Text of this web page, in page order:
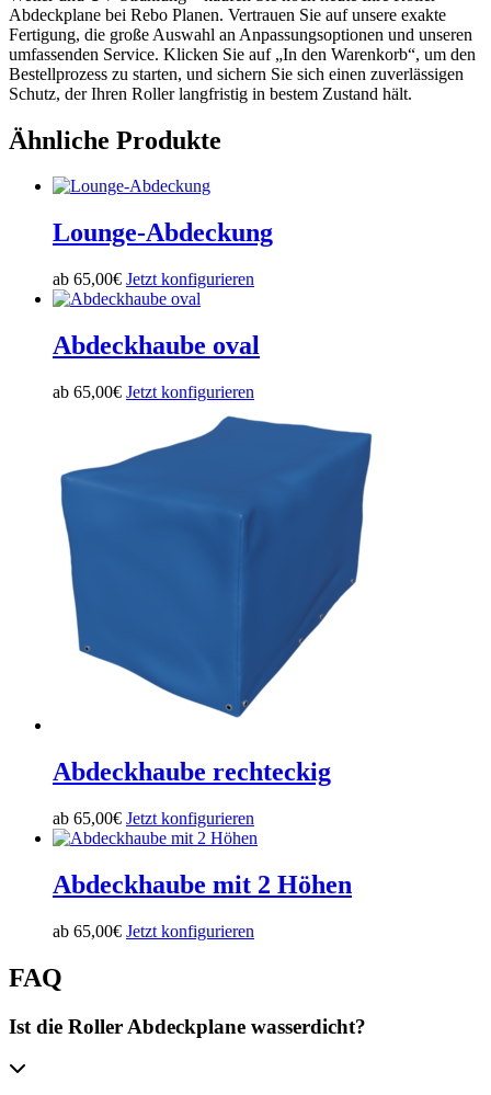
Abdeckplane bei Rebo Planen. Vertrauen Sie auf unsere exakte
Fertigung, die große Auswahl an Anpassungsoptionen und unseren
umfassenden Service. Klicken Sie auf „In den Warenkorb“, um den
Bestellprozess zu starten, und sichern Sie sich einen zuverlässigen
Schutz, der Ihren Roller langfristig in bestem Zustand hält.
Ähnliche Produkte
Lounge-Abdeckung
ab 65,00€ Jetzt konfigurieren
Abdeckhaube oval
ab 65,00€ Jetzt konfigurieren
Abdeckhaube rechteckig
ab 65,00€ Jetzt konfigurieren
Abdeckhaube mit 2 Höhen
ab 65,00€ Jetzt konfigurieren
FAQ
Ist die Roller Abdeckplane wasserdicht?